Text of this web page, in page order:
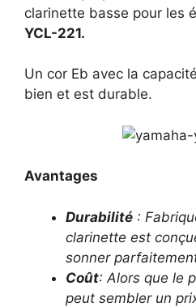
clarinette basse pour les
YCL-221.
Un cor Eb avec la
bien et est durable.
Avantages
Durabilité :
clarinette est
sonner
Coût: Alors que le
peut sembler un